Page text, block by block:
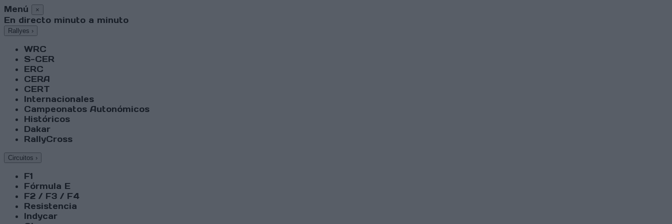
Menú ×
En directo minuto a minuto
Rallyes ›
WRC
S-CER
ERC
CERA
CERT
Internacionales
Campeonatos Autonómicos
Históricos
Dakar
RallyCross
Circuitos ›
F1
Fórmula E
F2 / F3 / F4
Resistencia
Indycar